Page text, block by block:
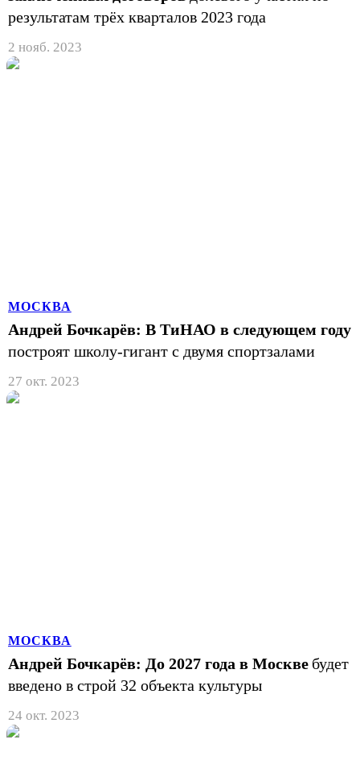
результатам трёх кварталов 2023 года
2 нояб. 2023
МОСКВА
Андрей Бочкарёв: В ТиНАО в следующем году
построят школу-гигант с двумя спортзалами
27 окт. 2023
МОСКВА
Андрей Бочкарёв: До 2027 года в Москве будет
введено в строй 32 объекта культуры
24 окт. 2023